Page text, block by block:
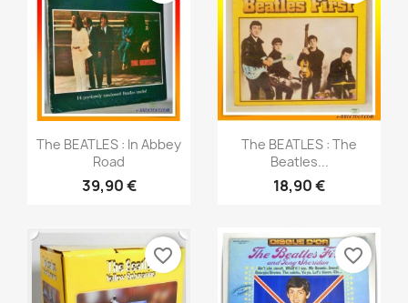
Aperçu rapide
The BEATLES : In Abbey
Road
39,90 €
Aperçu rapide
The BEATLES : The
Beatles...
18,90 €
favorite_border favorite_border